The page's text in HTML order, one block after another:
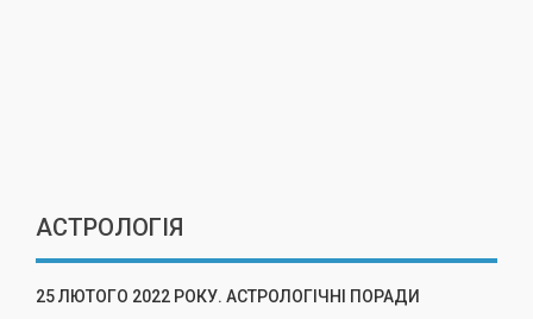
АСТРОЛОГІЯ
25 ЛЮТОГО 2022 РОКУ. АСТРОЛОГІЧНІ ПОРАДИ